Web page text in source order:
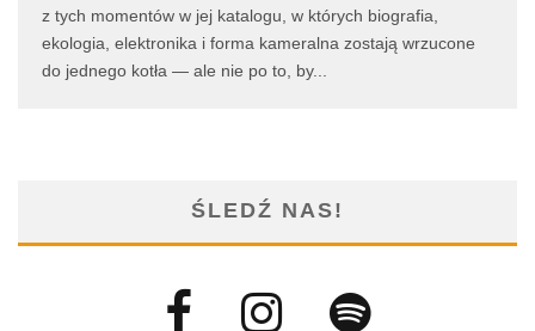
z tych momentów w jej katalogu, w których biografia,
ekologia, elektronika i forma kameralna zostają wrzucone
do jednego kotła — ale nie po to, by...
ŚLEDŹ NAS!